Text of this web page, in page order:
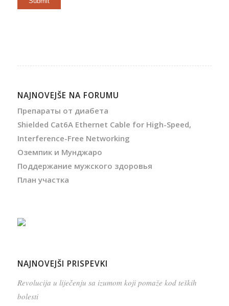
NAJNOVEJŠE NA FORUMU
Препараты от диабета
Shielded Cat6A Ethernet Cable for High-Speed,
Interference-Free Networking
Оземпик и Мунджаро
Поддержание мужского здоровья
План участка
NAJNOVEJŠI PRISPEVKI
Revolucija u liječenju sa izumom koji pomaže kod teških
bolesti